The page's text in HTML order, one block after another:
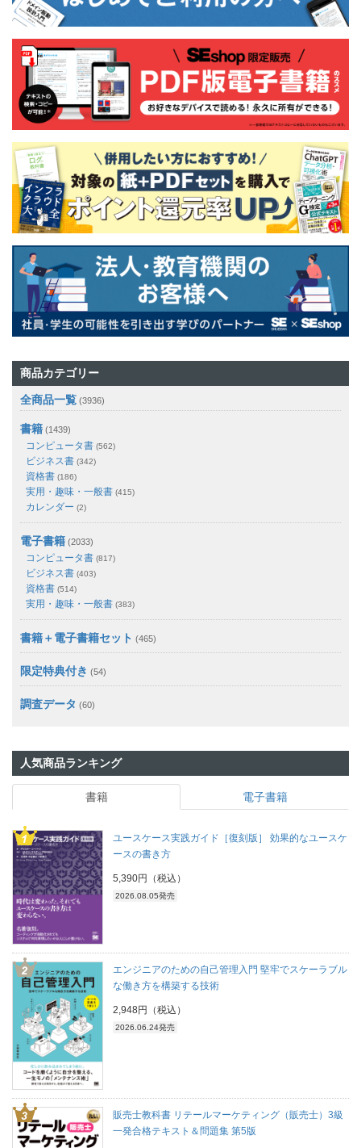
商品カテゴリー
全商品一覧 (3936)
書籍 (1439)
コンピュータ書 (562)
ビジネス書 (342)
資格書 (186)
実用・趣味・一般書 (415)
カレンダー (2)
電子書籍 (2033)
コンピュータ書 (817)
ビジネス書 (403)
資格書 (514)
実用・趣味・一般書 (383)
書籍＋電子書籍セット (465)
限定特典付き (54)
調査データ (60)
人気商品ランキング
書籍 電子書籍
ユースケース実践ガイド［復刻版］ 効果的なユースケ
ースの書き方
5,390円（税込）
2026.08.05発売
エンジニアのための自己管理入門 堅牢でスケーラブル
な働き方を構築する技術
2,948円（税込）
2026.06.24発売
販売士教科書 リテールマーケティング（販売士）3級
一発合格テキスト＆問題集 第5版